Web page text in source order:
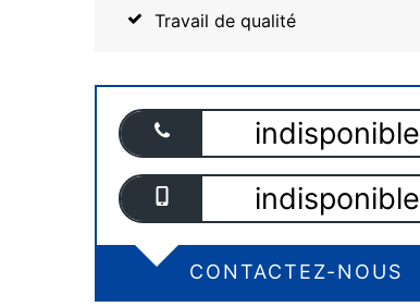
Travail de qualité
indisponible
indisponible
CONTACTEZ-NOUS